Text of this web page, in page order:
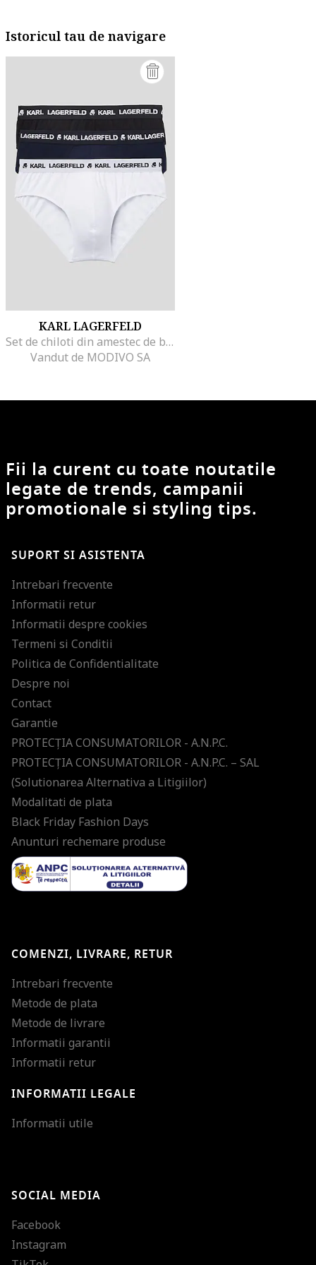
Istoricul tau de navigare
KARL LAGERFELD
Set de chiloti din amestec de bumbac - 3 perechi, Alb/Negru/Bleumarin
Vandut de MODIVO SA
Fii la curent cu toate noutatile
legate de trends, campanii
promotionale si styling tips.
SUPORT SI ASISTENTA
Intrebari frecvente
Informatii retur
Informatii despre cookies
Termeni si Conditii
Politica de Confidentialitate
Despre noi
Contact
Garantie
PROTECŢIA CONSUMATORILOR - A.N.P.C.
PROTECŢIA CONSUMATORILOR - A.N.P.C. – SAL
(Solutionarea Alternativa a Litigiilor)
Modalitati de plata
Black Friday Fashion Days
Anunturi rechemare produse
COMENZI, LIVRARE, RETUR
Intrebari frecvente
Metode de plata
Metode de livrare
Informatii garantii
Informatii retur
INFORMATII LEGALE
Informatii utile
SOCIAL MEDIA
Facebook
Instagram